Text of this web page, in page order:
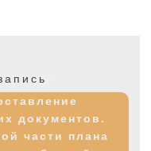
запись:
документов.
части плана